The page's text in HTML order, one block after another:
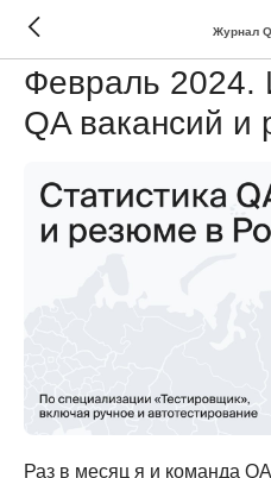
Журнал
Февраль 2024.
QA вакансий и
Раз в месяц я и команда